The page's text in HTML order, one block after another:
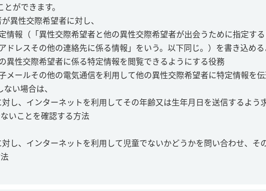
ができます。
異性交際希望者に対し、
報（「異性交際希望者と他の異性交際希望者が出会うために指定する
ドレスその他の連絡先に係る情報」をいう。以下同じ。）を書き込め
性交際希望者に係る特定情報を閲覧できるようにする役務
ールその他の電気通信を利用して他の異性交際希望者に特定情報を
い場合は、
し、インターネットを利用してその年齢又は生年月日を送信するよ
いことを確認する方法
し、インターネットを利用して児童でないかどうかを問い合わせ、